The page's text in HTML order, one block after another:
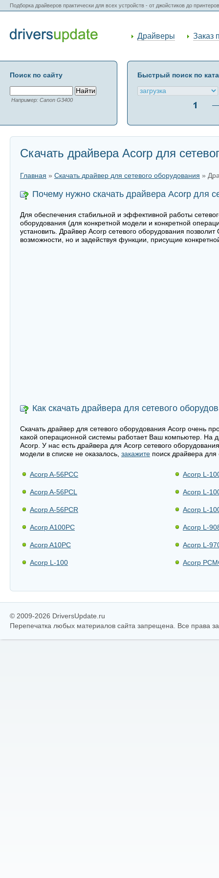
Подборка драйверов практически для всех устройств - от джойстиков до
Драйверы Заказ
Поиск по сайту
Например: Canon G3400
Быстрый поиск по
Скачать драйвера Acorp для
Главная » Скачать драйвер для сетевого оборудования »
Почему нужно скачать драйвера Acorp для
Для обеспечения стабильной и эффективной работы
оборудования (для конкретной модели и конкретной
установить. Драйвер Acorp сетевого оборудования
возможности, но и задействуя функции, присущие
Как скачать драйвера для сетевого
Скачать драйвер для сетевого оборудования Acorp очень
какой операционной системы работает Ваш компьютер. На
Acorp. У нас есть драйвера для Acorp сетевого
модели в списке не оказалось, закажите поиск драйвера для
Acorp A-56PCC
Acorp A-56PCL
Acorp A-56PCR
Acorp A100PC
Acorp A10PC
Acorp L-100
Acorp L-
Acorp L-
Acorp L-
Acorp L-
Acorp L-
Acorp
© 2009-2026 DriversUpdate.ru
Перепечатка любых материалов сайта запрещена. Все права